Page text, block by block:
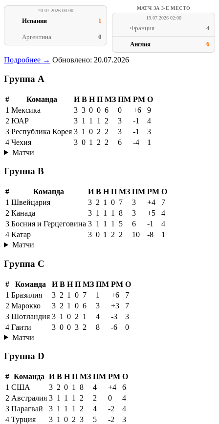
20.07.2026 00:00
Испания 1
Аргентина 0
МАТЧ ЗА 3-Е МЕСТО
19.07.2026 02:00
Франция 4
Англия 6
Подробнее → Обновлено: 20.07.2026
Группа A
# Команда И В Н П МЗ ПМ РМ О
1 Мексика 3 3 0 0 6 0 +6
9
2 ЮАР 3 1 1 1 2 3 -1
4
3 Республика Корея 3 1 0 2 2 3 -1
3
4 Чехия 3 0 1 2 2 6 -4
1
Матчи
Группа B
# Команда И В Н П МЗ ПМ РМ О
1 Швейцария 3 2 1 0 7 3 +4
7
2 Канада 3 1 1 1 8 3 +5
4
3 Босния и Герцеговина 3 1 1 1 5 6 -1
4
4 Катар 3 0 1 2 2 10 -8
1
Матчи
Группа C
# Команда И В Н П МЗ ПМ РМ О
1 Бразилия 3 2 1 0 7 1 +6
7
2 Марокко 3 2 1 0 6 3 +3
7
3 Шотландия 3 1 0 2 1 4 -3
3
4 Гаити 3 0 0 3 2 8 -6
0
Матчи
Группа D
# Команда И В Н П МЗ ПМ РМ О
1 США 3 2 0 1 8 4 +4
6
2 Австралия 3 1 1 1 2 2 0
4
3 Парагвай 3 1 1 1 2 4 -2
4
4 Турция 3 1 0 2 3 5 -2 3